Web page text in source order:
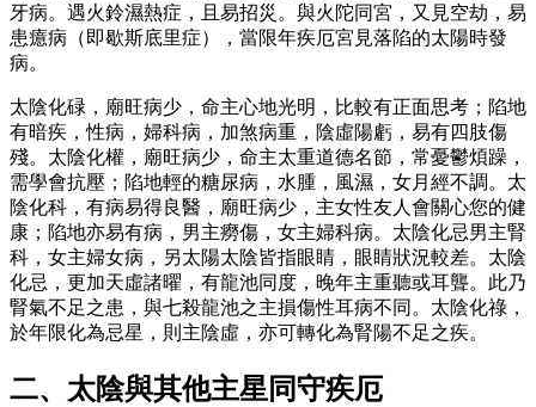
牙病。遇火鈴濕熱症，且易招災。與火陀同宮，又見空劫，易
患癔病（即歇斯底里症），當限年疾厄宮見落陷的太陽時發
病。
太陰化碌，廟旺病少，命主心地光明，比較有正面思考；陷地
有暗疾，性病，婦科病，加煞病重，陰虛陽虧，易有四肢傷
殘。太陰化權，廟旺病少，命主太重道德名節，常憂鬱煩躁，
需學會抗壓；陷地輕的糖尿病，水腫，風濕，女月經不調。太
陰化科，有病易得良醫，廟旺病少，主女性友人會關心您的健
康；陷地亦易有病，男主癆傷，女主婦科病。太陰化忌男主腎
科，女主婦女病，另太陽太陰皆指眼睛，眼睛狀況較差。太陰
化忌，更加天虛諸曜，有龍池同度，晚年主重聽或耳聾。此乃
腎氣不足之患，與七殺龍池之主損傷性耳病不同。太陰化祿，
於年限化為忌星，則主陰虛，亦可轉化為腎陽不足之疾。
二、太陰與其他主星同守疾厄